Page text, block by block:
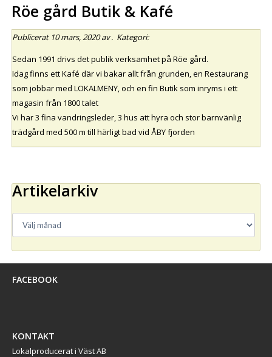
Röe gård Butik & Kafé
Publicerat 10 mars, 2020av. Kategori:
Sedan 1991 drivs det publik verksamhet på Röe gård.
Idag finns ett Kafé där vi bakar allt från grunden, en Restaurang
som jobbar med LOKALMENY, och en fin Butik som inryms i ett
magasin från 1800 talet
Vi har 3 fina vandringsleder, 3 hus att hyra och stor barnvänlig
trädgård med 500 m till härligt bad vid ÅBY fjorden
Artikelarkiv
FACEBOOK
KONTAKT
Lokalproducerat i Väst AB